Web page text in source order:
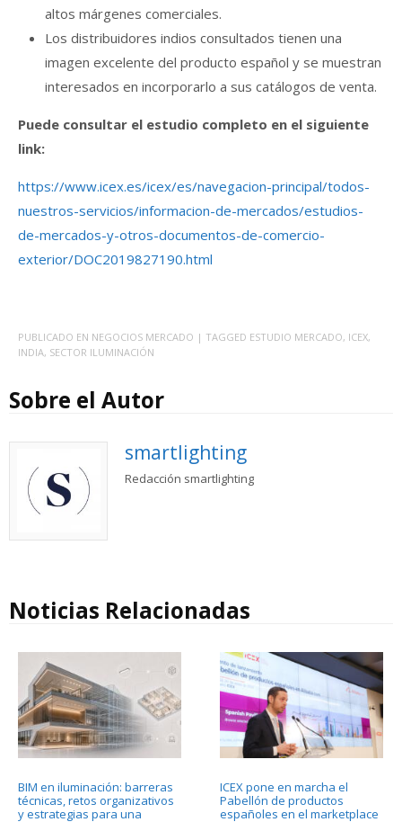
altos márgenes comerciales.
Los distribuidores indios consultados tienen una
imagen excelente del producto español y se muestran
interesados en incorporarlo a sus catálogos de venta.
Puede consultar el estudio completo en el siguiente
link:
https://www.icex.es/icex/es/navegacion-principal/todos-
nuestros-servicios/informacion-de-mercados/estudios-
de-mercados-y-otros-documentos-de-comercio-
exterior/DOC2019827190.html
PUBLICADO EN NEGOCIOS MERCADO | TAGGED ESTUDIO MERCADO, ICEX,
INDIA, SECTOR ILUMINACIÓN
Sobre el Autor
smartlighting
Redacción smartlighting
Noticias Relacionadas
BIM en iluminación: barreras
técnicas, retos organizativos
y estrategias para una
ICEX pone en marcha el
Pabellón de productos
españoles en el marketplace